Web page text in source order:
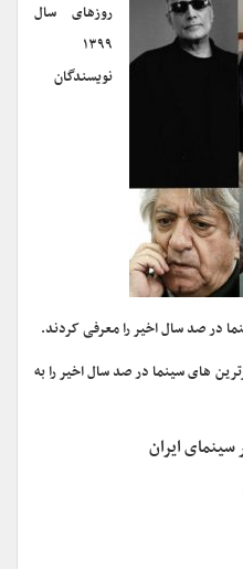
روزهای سال
۱۳۹۹
نویسندگان
در صد سال اخیر را معرفی کردند.
های سینما در صد سال اخیر را به
سینمای ایران